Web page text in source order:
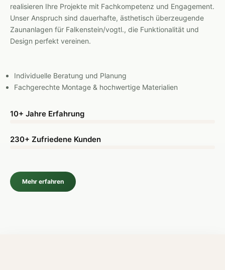
realisieren Ihre Projekte mit Fachkompetenz und Engagement.
Unser Anspruch sind dauerhafte, ästhetisch überzeugende
Zaunanlagen für Falkenstein/vogtl., die Funktionalität und
Design perfekt vereinen.
Individuelle Beratung und Planung
Fachgerechte Montage & hochwertige Materialien
10+ Jahre Erfahrung
230+ Zufriedene Kunden
Mehr erfahren